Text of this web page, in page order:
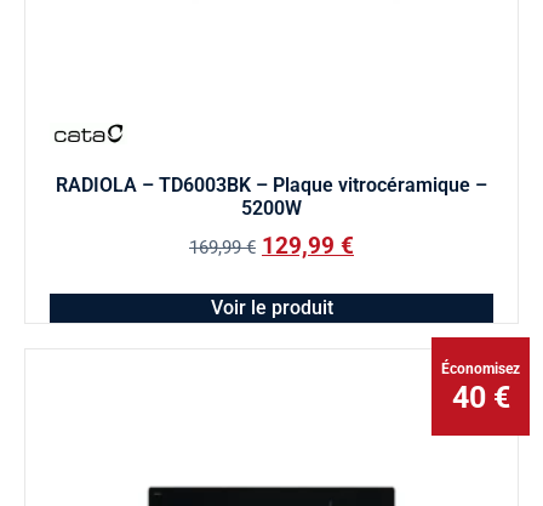
RADIOLA – TD6003BK – Plaque vitrocéramique –
5200W
169,99€ 129,99 €
Voir le produit
Économisez
40 €